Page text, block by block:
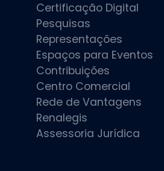
Certificação Digital
Pesquisas
Representações
Espaços para Eventos
Contribuições
Centro Comercial
Rede de Vantagens
Renalegis
Assessoria Jurídica